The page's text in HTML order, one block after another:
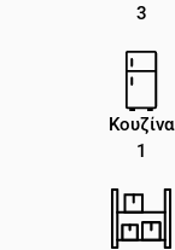
3
Κουζίνα
1